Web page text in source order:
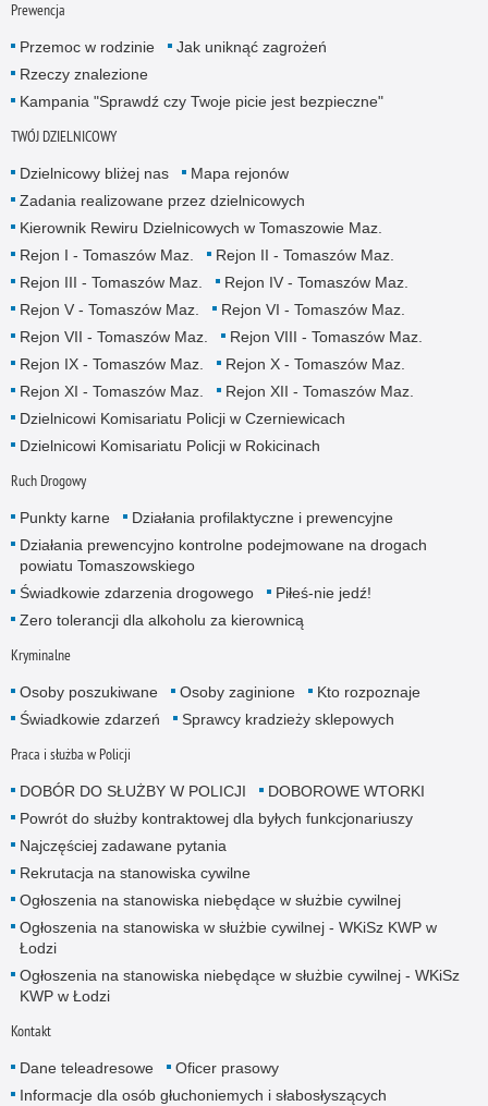
Prewencja
Przemoc w rodzinie
Jak uniknąć zagrożeń
Rzeczy znalezione
Kampania "Sprawdź czy Twoje picie jest bezpieczne"
TWÓJ DZIELNICOWY
Dzielnicowy bliżej nas
Mapa rejonów
Zadania realizowane przez dzielnicowych
Kierownik Rewiru Dzielnicowych w Tomaszowie Maz.
Rejon I - Tomaszów Maz.
Rejon II - Tomaszów Maz.
Rejon III - Tomaszów Maz.
Rejon IV - Tomaszów Maz.
Rejon V - Tomaszów Maz.
Rejon VI - Tomaszów Maz.
Rejon VII - Tomaszów Maz.
Rejon VIII - Tomaszów Maz.
Rejon IX - Tomaszów Maz.
Rejon X - Tomaszów Maz.
Rejon XI - Tomaszów Maz.
Rejon XII - Tomaszów Maz.
Dzielnicowi Komisariatu Policji w Czerniewicach
Dzielnicowi Komisariatu Policji w Rokicinach
Ruch Drogowy
Punkty karne
Działania profilaktyczne i prewencyjne
Działania prewencyjno kontrolne podejmowane na drogach
powiatu Tomaszowskiego
Świadkowie zdarzenia drogowego
Piłeś-nie jedź!
Zero tolerancji dla alkoholu za kierownicą
Kryminalne
Osoby poszukiwane Osoby zaginione
Kto rozpoznaje
Świadkowie zdarzeń
Sprawcy kradzieży sklepowych
Praca i służba w Policji
DOBÓR DO SŁUŻBY W POLICJI
DOBOROWE WTORKI
Powrót do służby kontraktowej dla byłych funkcjonariuszy
Najczęściej zadawane pytania
Rekrutacja na stanowiska cywilne
Ogłoszenia na stanowiska niebędące w służbie cywilnej
Ogłoszenia na stanowiska w służbie cywilnej - WKiSz KWP w
Łodzi
Ogłoszenia na stanowiska niebędące w służbie cywilnej - WKiSz
KWP w Łodzi
Kontakt
Dane teleadresowe
Oficer prasowy
Informacje dla osób głuchoniemych i słabosłyszących